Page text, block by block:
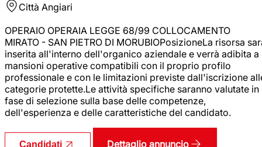
Città Angiari
OPERAIO OPERAIA LEGGE 68/99 COLLOCAMENTO
MIRATO - SAN PIETRO DI MORUBIOPosizioneLa risorsa
inserita all'interno dell'organico aziendale e verrà adibita a
mansioni operative compatibili con il proprio profilo
professionale e con le limitazioni previste dall'iscrizione
categorie protette.Le attività specifiche saranno valutate in
fase di selezione sulla base delle competenze,
dell'esperienza e delle caratteristiche del candidato.
Candidati Dettaglio annuncio